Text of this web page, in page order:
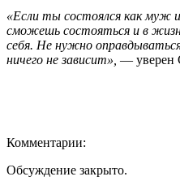
«Если ты состоялся как муж
сможешь состояться и в
себя. Не нужно
ничего не зависит», — уверен
Комментарии:
Обсуждение закрыто.